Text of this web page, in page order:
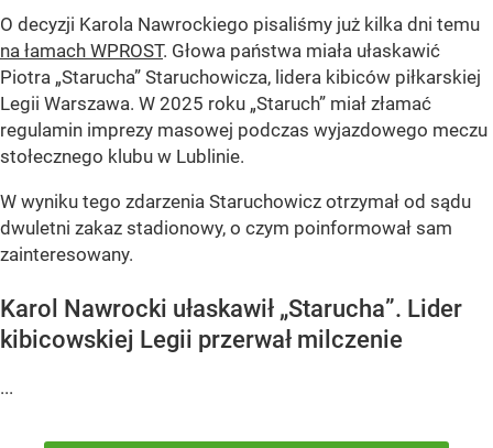
O decyzji Karola Nawrockiego pisaliśmy już kilka dni temu
na łamach WPROST. Głowa państwa miała ułaskawić
Piotra „Starucha” Staruchowicza, lidera kibiców piłkarskiej
Legii Warszawa. W 2025 roku „Staruch” miał złamać
regulamin imprezy masowej podczas wyjazdowego meczu
stołecznego klubu w Lublinie.
W wyniku tego zdarzenia Staruchowicz otrzymał od sądu
dwuletni zakaz stadionowy, o czym poinformował sam
zainteresowany.
Karol Nawrocki ułaskawił „Starucha”. Lider
kibicowskiej Legii przerwał milczenie
...